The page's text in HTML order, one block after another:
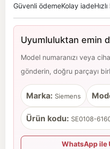
Güvenli ödemeKolay iade
Uyumluluktan emin
Model numaranızı veya
gönderin, doğru parçayı
Marka: Siemens
Ürün kodu: SE0108-
WhatsApp ile